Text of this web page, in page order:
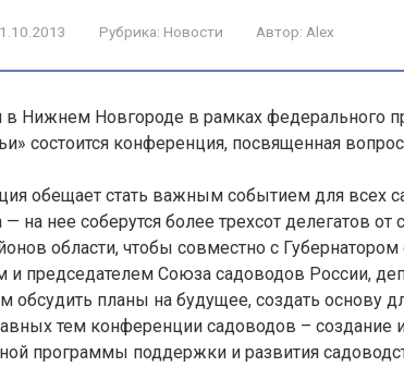
Рубрика: Новости Автор: Alex
в Нижнем Новгороде в рамках федерального
состоится конференция, посвященная
обещает стать важным событием для всех
на нее соберутся более трехсот делегатов
области, чтобы совместно с
председателем Союза садоводов России,
обсудить планы на будущее, создать основу
тем конференции садоводов – создание
программы поддержки и развития